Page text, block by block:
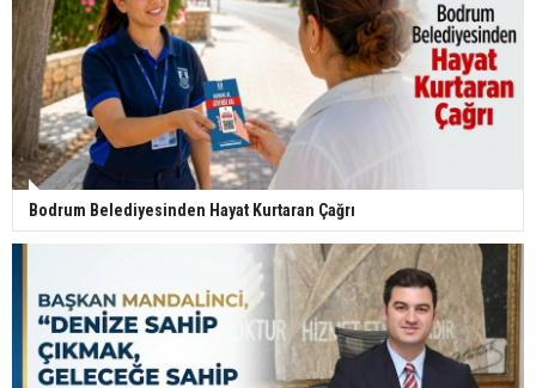
Bodrum Belediyesinden Hayat Kurtaran Çağrı